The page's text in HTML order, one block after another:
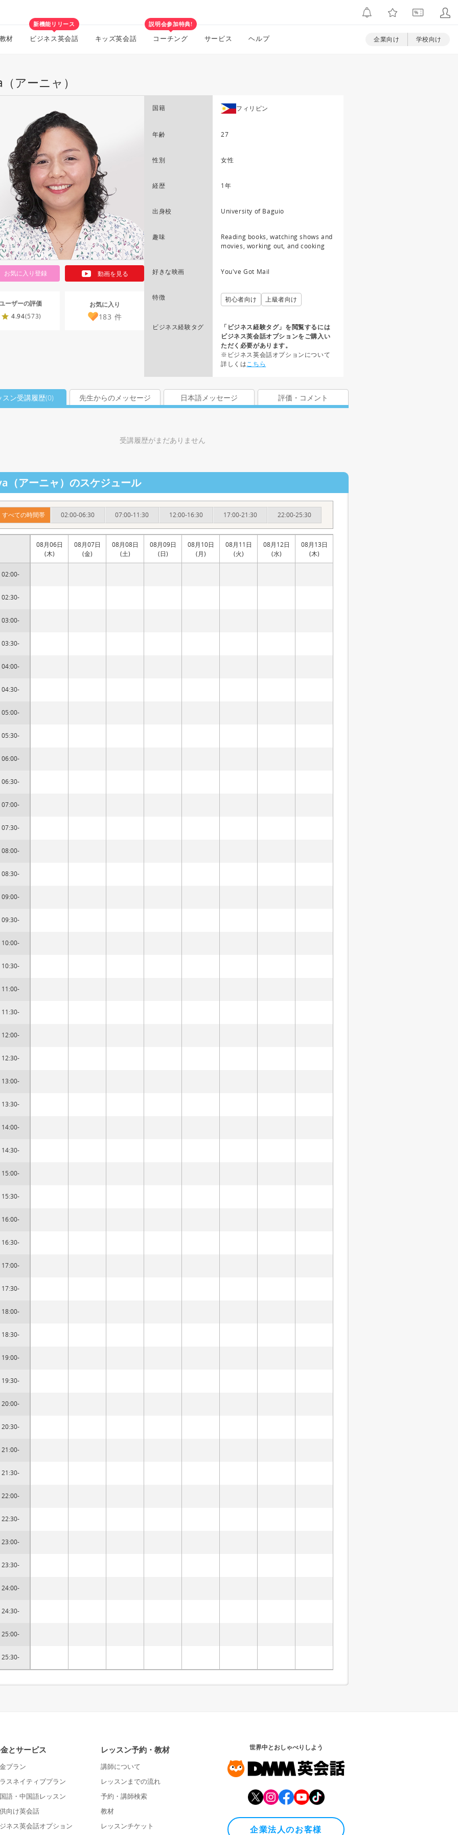
材
新機能リリース
ビジネス英会話 キッズ英会話
説明会参加特典!
コーチング サービス ヘルプ 企業向け 学校向け
アーニャ）
お気に入り登録 動画を見る
ーザーの評価
4.94(573)
お気に入り
183 件
国籍 フィリピン
年齢 27
性別 女性
経歴 1年
出身校 University of Baguio
趣味
Reading books, watching shows and
movies, working out, and cooking
好きな映画 You've Got Mail
特徴 初心者向け 上級者向け
ビジネス経験タグ
「ビジネス経験タグ」を閲覧するには
ビジネス英会話オプションをご購入い
ただく必要があります。
※ビジネス英会話オプションについて
詳しくはこちら
スン受講履歴(0) 先生からのメッセージ 日本語メッセージ 評価・コメント
受講履歴がまだありません
（アーニャ）のスケジュール
すべての時間帯 02:00-06:30 07:00-11:30 12:00-16:30 17:00-21:30 22:00-25:30
02:00-
02:30-
03:00-
03:30-
04:00-
04:30-
05:00-
05:30-
06:00-
06:30-
07:00-
07:30-
08:00-
08:30-
09:00-
09:30-
10:00-
10:30-
11:00-
11:30-
12:00-
12:30-
13:00-
13:30-
14:00-
14:30-
15:00-
15:30-
16:00-
16:30-
17:00-
17:30-
18:00-
18:30-
19:00-
19:30-
20:00-
20:30-
21:00-
21:30-
22:00-
22:30-
23:00-
23:30-
24:00-
24:30-
25:00-
25:30-
08月06日
(木)
08月07日
(金)
08月08日
(土)
08月09日
(日)
08月10日
(月)
08月11日
(火)
08月12日
(水)
08月13日
(木)
とサービス
プラン
スネイティブプラン
語・中国語レッスン
向け英会話
ネス英会話オプション
レッスン予約・教材
講師について
レッスンまでの流れ
予約・講師検索
教材
レッスンチケット
世界中とおしゃべりしよう
企業法人のお客様